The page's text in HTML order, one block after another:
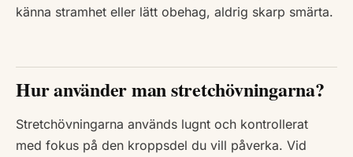
känna stramhet eller lätt obehag, aldrig skarp smärta.
Hur använder man stretchövningarna?
Stretchövningarna används lugnt och kontrollerat
med fokus på den kroppsdel du vill påverka. Vid